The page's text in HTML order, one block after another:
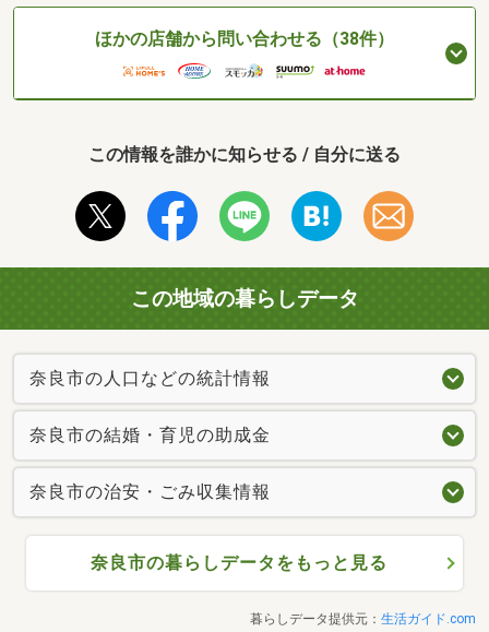
ほかの店舗から問い合わせる（38件）
この情報を誰かに知らせる / 自分に送る
この地域の暮らしデータ
奈良市の人口などの統計情報
奈良市の結婚・育児の助成金
奈良市の治安・ごみ収集情報
奈良市の暮らしデータをもっと見る
暮らしデータ提供元： 生活ガイド.com